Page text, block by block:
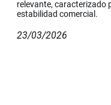
relevante, caracterizado
estabilidad comercial.
23/03/2026